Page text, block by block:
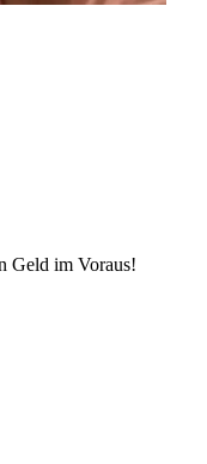
Geld im Voraus!